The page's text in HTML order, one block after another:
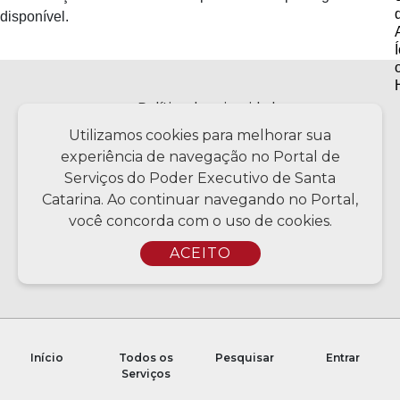
Início
Todos os
Serviços
Pesquisar Entrar
disponível.
Política de privacidade
Copyright © 2026 Todos os Direitos Reservados SC - Governo de
Santa Catarina | Desenvolvimento - CIASC | Coordenação - SCTI
Utilizamos cookies para melhorar sua
experiência de navegação no Portal de
Serviços do Poder Executivo de Santa
Catarina. Ao continuar navegando no Portal,
você concorda com o uso de cookies.
ACEITO